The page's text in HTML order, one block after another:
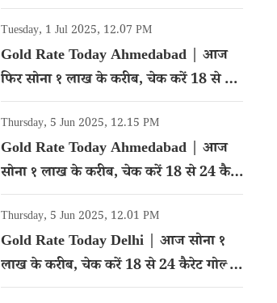
गोल्ड का रेट
Tuesday, 1 Jul 2025, 12.07 PM
Gold Rate Today Ahmedabad | आज
फिर सोना १ लाख के करीब, चेक करें 18 से 24
कैरेट गोल्ड का रेट
Thursday, 5 Jun 2025, 12.15 PM
Gold Rate Today Ahmedabad | आज
सोना १ लाख के करीब, चेक करें 18 से 24 कैरेट
गोल्ड का रेट
Thursday, 5 Jun 2025, 12.01 PM
Gold Rate Today Delhi | आज सोना १
लाख के करीब, चेक करें 18 से 24 कैरेट गोल्ड
का रेट